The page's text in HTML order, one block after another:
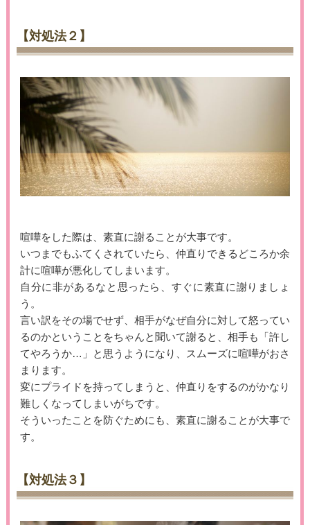
【対処法２】
喧嘩をした際は、素直に謝ることが大事です。
いつまでもふてくされていたら、仲直りできるどころか余
計に喧嘩が悪化してしまいます。
自分に非があるなと思ったら、すぐに素直に謝りましょ
う。
言い訳をその場でせず、相手がなぜ自分に対して怒ってい
るのかということをちゃんと聞いて謝ると、相手も「許し
てやろうか…」と思うようになり、スムーズに喧嘩がおさ
まります。
変にプライドを持ってしまうと、仲直りをするのがかなり
難しくなってしまいがちです。
そういったことを防ぐためにも、素直に謝ることが大事で
す。
【対処法３】